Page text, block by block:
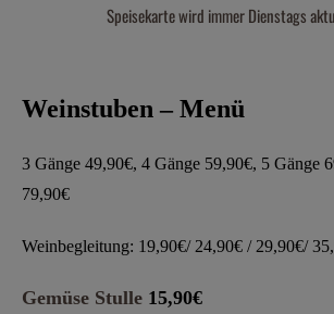
Speisekarte wird immer Dienstags
Weinstuben – Menü
3 Gänge 49,90€, 4 Gänge 59,90€, 5 Gänge
79,90€
Weinbegleitung: 19,90€/ 24,90€ / 29,90€/
Gemüse Stulle 15,90€